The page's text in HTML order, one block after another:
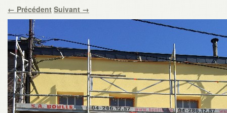
← Précédent Suivant →